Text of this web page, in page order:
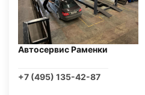
Автосервис Раменки
+7 (495) 135-42-87